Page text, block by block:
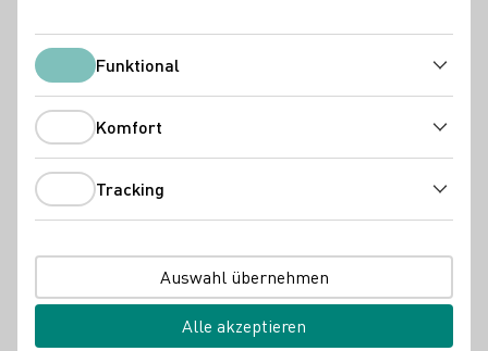
Nach intensiven Wochen der Vorbereitung gilt es für die
jungen Fachfrauen (PDF 2MB) im ersten Wahlgang,
komplexe Fragen rund um die Weinbereitung, das
Weinmarketing und zum Umgang mit Wein kompetent und
FunktionalFunktional
Komfort
Tracking
Auswahl übernehmen
Alle akzeptieren